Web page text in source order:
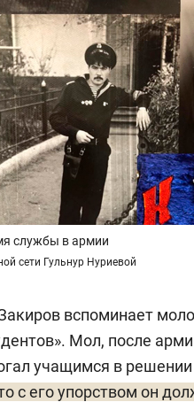
службы в армии
сети Гульнур Нуриевой
вспоминает
Мол, после
учащимся в
с его упорством он